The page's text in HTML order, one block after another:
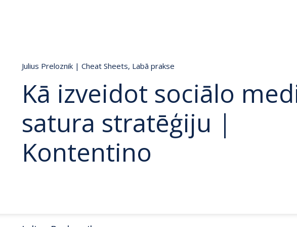
Julius Preloznik | Cheat Sheets, Labā prakse
Kā izveidot sociālo
satura stratēģiju |
Kontentino